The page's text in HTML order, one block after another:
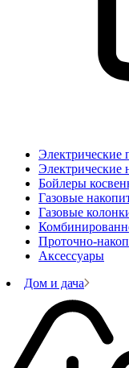
Электрические
Электрические
Бойлеры
Газовые
Газовые
Проточно-
Аксессуары
Дом и дача